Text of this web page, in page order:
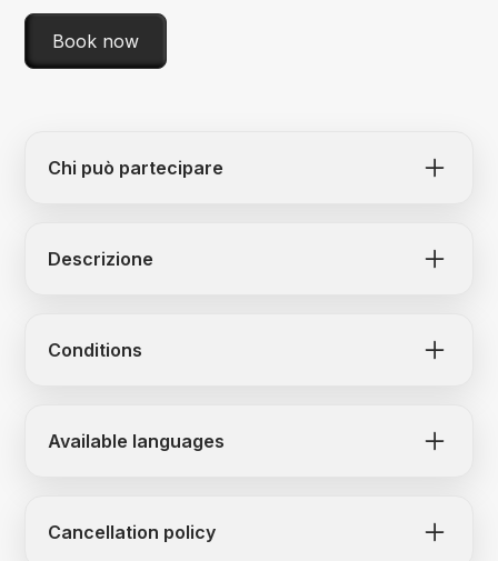
Book now
Chi può partecipare
desidera vivere un’esperienza tra natura,
Descrizione
Conditions
90 € IVA inclusa.
quota degustazione: da pagare alla
Available languages
Cancellation policy